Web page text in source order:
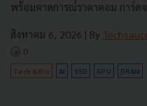
พร้อมคาดการณ์ราคาคอม การ์ด
สิงหาคม 6, 2026 | By
0
Tech & Biz AI SSD GPU DRAM